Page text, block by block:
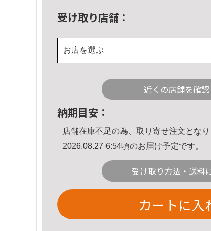
受け取り店舗：
お店を選ぶ
近くの店舗を確認
納期目安：
店舗在庫不足の為、取り寄せ注文となり
2026.08.27 6:54頃のお届け予定です。
受け取り方法・送料
カートに入